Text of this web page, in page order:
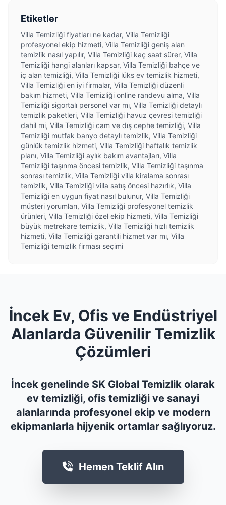
Etiketler
Villa Temizliği fiyatları ne kadar, Villa Temizliği
profesyonel ekip hizmeti, Villa Temizliği geniş alan
temizlik nasıl yapılır, Villa Temizliği kaç saat sürer, Villa
Temizliği hangi alanları kapsar, Villa Temizliği bahçe ve
iç alan temizliği, Villa Temizliği lüks ev temizlik hizmeti,
Villa Temizliği en iyi firmalar, Villa Temizliği düzenli
bakım hizmeti, Villa Temizliği online randevu alma, Villa
Temizliği sigortalı personel var mı, Villa Temizliği detaylı
temizlik paketleri, Villa Temizliği havuz çevresi temizliği
dahil mi, Villa Temizliği cam ve dış cephe temizliği, Villa
Temizliği mutfak banyo detaylı temizlik, Villa Temizliği
günlük temizlik hizmeti, Villa Temizliği haftalık temizlik
planı, Villa Temizliği aylık bakım avantajları, Villa
Temizliği taşınma öncesi temizlik, Villa Temizliği taşınma
sonrası temizlik, Villa Temizliği villa kiralama sonrası
temizlik, Villa Temizliği villa satış öncesi hazırlık, Villa
Temizliği en uygun fiyat nasıl bulunur, Villa Temizliği
müşteri yorumları, Villa Temizliği profesyonel temizlik
ürünleri, Villa Temizliği özel ekip hizmeti, Villa Temizliği
büyük metrekare temizlik, Villa Temizliği hızlı temizlik
hizmeti, Villa Temizliği garantili hizmet var mı, Villa
Temizliği temizlik firması seçimi
İncek Ev, Ofis ve Endüstriyel
Alanlarda Güvenilir Temizlik
Çözümleri
İncek genelinde SK Global Temizlik olarak
ev temizliği, ofis temizliği ve sanayi
alanlarında profesyonel ekip ve modern
ekipmanlarla hijyenik ortamlar sağlıyoruz.
Hemen Teklif Alın